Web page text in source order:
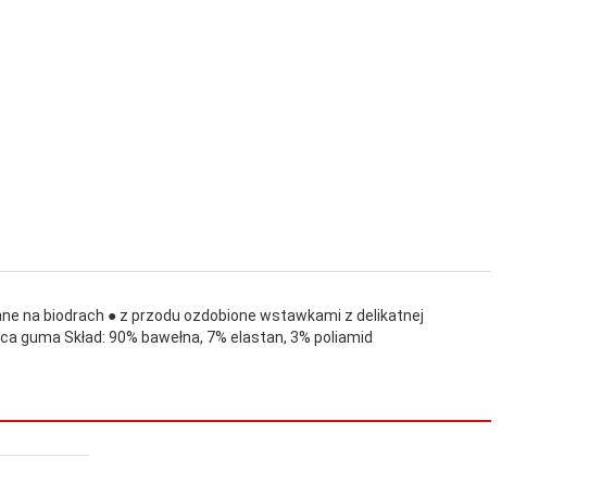
na biodrach ● z przodu ozdobione wstawkami z delikatnej
Skład: 90% bawełna, 7% elastan, 3% poliamid